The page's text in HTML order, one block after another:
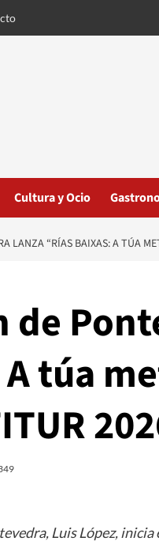
Cultura y Ocio
LANZA “RÍAS BAIXAS: A TÚA
de
túa
Luis López,